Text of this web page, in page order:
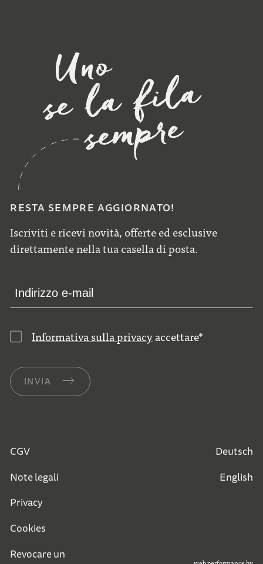
RESTA SEMPRE AGGIORNATO!
Iscriviti e ricevi novità, offerte ed esclusive
direttamente nella tua casella di posta.
Informativa sulla privacy accettare*
INVIA
CGV
Note legali
Privacy
Cookies
Revocare un
Deutsch
English